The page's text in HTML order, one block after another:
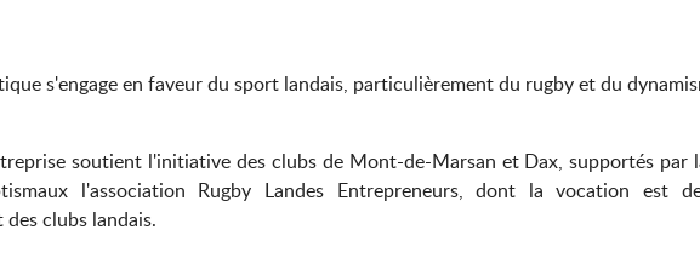
s'engage en faveur du sport landais, particulièrement du rugby et du
soutient l'initiative des clubs de Mont-de-Marsan et Dax, supportés par
l'association Rugby Landes Entrepreneurs, dont la vocation est
clubs landais.